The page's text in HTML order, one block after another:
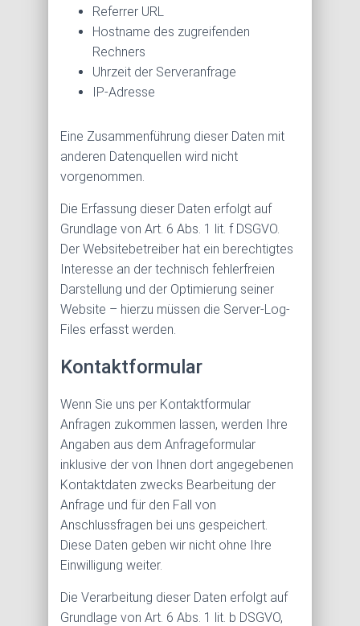
Referrer URL
Hostname des zugreifenden
Rechners
Uhrzeit der Serveranfrage
IP-Adresse
Eine Zusammenführung dieser Daten mit
anderen Datenquellen wird nicht
vorgenommen.
Die Erfassung dieser Daten erfolgt auf
Grundlage von Art. 6 Abs. 1 lit. f DSGVO.
Der Websitebetreiber hat ein berechtigtes
Interesse an der technisch fehlerfreien
Darstellung und der Optimierung seiner
Website – hierzu müssen die Server-Log-
Files erfasst werden.
Kontaktformular
Wenn Sie uns per Kontaktformular
Anfragen zukommen lassen, werden Ihre
Angaben aus dem Anfrageformular
inklusive der von Ihnen dort angegebenen
Kontaktdaten zwecks Bearbeitung der
Anfrage und für den Fall von
Anschlussfragen bei uns gespeichert.
Diese Daten geben wir nicht ohne Ihre
Einwilligung weiter.
Die Verarbeitung dieser Daten erfolgt auf
Grundlage von Art. 6 Abs. 1 lit. b DSGVO,